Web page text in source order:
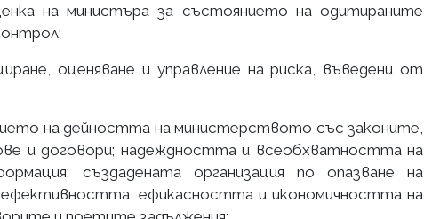
на министъра за състоянието на одитираните
оценяване и управление на риска, въведени от
на дейността на министерството със законите,
и договори; надеждността и всеобхватността на
създадената организация по опазване на
ефикасността и икономичността на